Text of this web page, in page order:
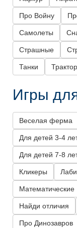
Про Войну
Самолеты
Страшные
Танки
Игры
Веселая ферма
Для детей 3-4
Для детей 7-8
Кликеры
Математические
Найди отличия
Про Динозавров